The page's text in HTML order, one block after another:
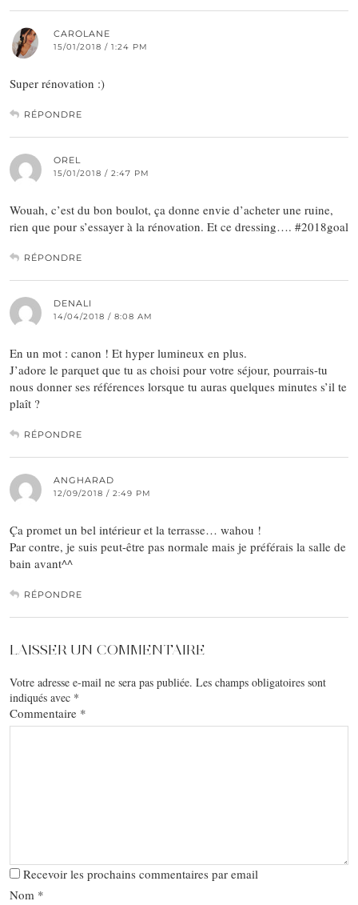
CAROLANE
15/01/2018 / 1:24 PM
Super rénovation :)
RÉPONDRE
OREL
15/01/2018 / 2:47 PM
Wouah, c’est du bon boulot, ça donne envie d’acheter une ruine,
rien que pour s’essayer à la rénovation. Et ce dressing…. #2018goal
RÉPONDRE
DENALI
14/04/2018 / 8:08 AM
En un mot : canon ! Et hyper lumineux en plus.
J’adore le parquet que tu as choisi pour votre séjour, pourrais-tu
nous donner ses références lorsque tu auras quelques minutes s’il te
plaît ?
RÉPONDRE
ANGHARAD
12/09/2018 / 2:49 PM
Ça promet un bel intérieur et la terrasse… wahou !
Par contre, je suis peut-être pas normale mais je préférais la salle de
bain avant^^
RÉPONDRE
LAISSER UN COMMENTAIRE
Votre adresse e-mail ne sera pas publiée. Les champs obligatoires sont
indiqués avec *
Commentaire *
Recevoir les prochains commentaires par email
Nom *